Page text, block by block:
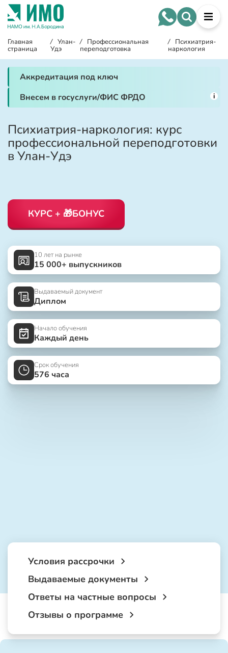
Главная
страница
/ Улан-
Удэ
/ Профессиональная
переподготовка
/ Психиатрия-
наркология
Аккредитация под ключ
Внесем в госуслуги/ФИС ФРДО
i
Психиатрия-наркология: курс
профессиональной переподготовки
в Улан-Удэ
КУРС + 🎁БОНУС
10 лет на рынке
15 000+ выпускников
Выдаваемый документ
Диплом
Начало обучения
Каждый день
Срок обучения
576 часа
Условия рассрочки
Выдаваемые документы
Ответы на частные вопросы
Отзывы о программе